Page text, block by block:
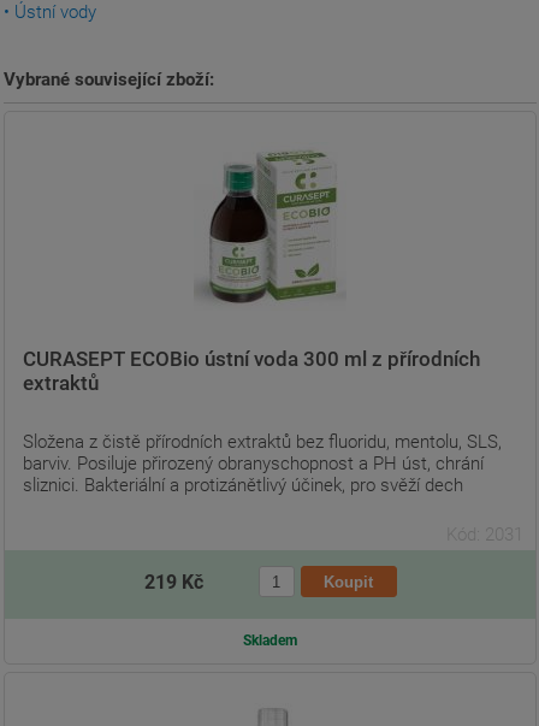
• Ústní vody
Vybrané související zboží:
CURASEPT ECOBio ústní voda 300 ml z přírodních
extraktů
Složena z čistě přírodních extraktů bez fluoridu, mentolu, SLS,
barviv. Posiluje přirozený obranyschopnost a PH úst, chrání
sliznici. Bakteriální a protizánětlivý účinek, pro svěží dech
Kód: 2031
219 Kč
Skladem